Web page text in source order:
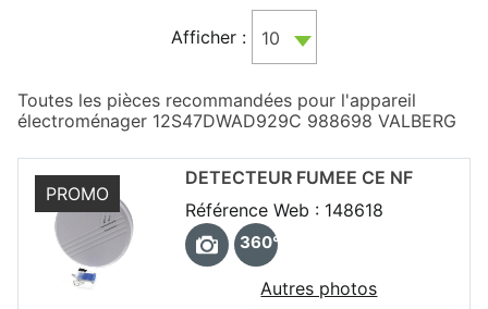
Afficher : 10
Toutes les pièces recommandées pour l'appareil
électroménager 12S47DWAD929C 988698 VALBERG
PROMO
DETECTEUR FUMEE CE NF
Référence Web : 148618
360°
Autres photos